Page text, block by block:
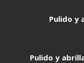
Pulido y
Pulido y